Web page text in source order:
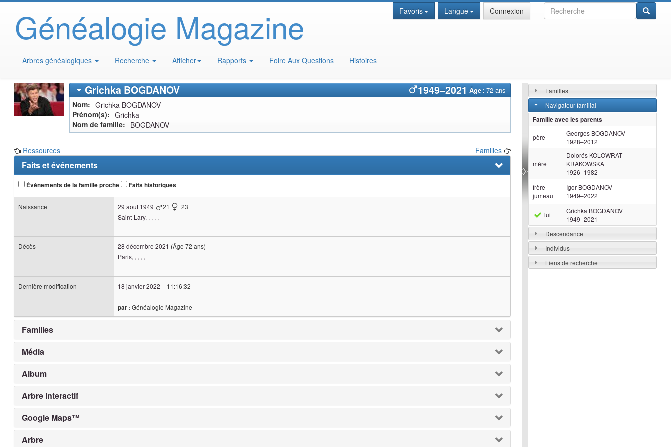
Généalogie Magazine Recherche
Favoris Langue Connexion
Arbres généalogiques Recherche Afficher Rapports Foire Aux Questions Histoires
GrichkaBOGDANOV 1949–2021 Âge : 72 ans
Nom Grichka BOGDANOV
Prénom(s)
Grichka
Nom de famille
BOGDANOV
Ressources Familles
Faits et événements
Événements de la famille proche Faits historiques
Naissance 29 août 1949 21
23
Saint-Lary, , , , ,
Décès 28 décembre 2021 (Âge 72 ans)
Paris, , , , ,
Dernière modification 18 janvier 2022 – 11:16:32
par : Généalogie Magazine
Familles
Média
Album
Arbre interactif
Google Maps™
Arbre
Familles
Navigateur familial
Famille avec les parents
père Georges BOGDANOV
1928–2012
mère
Dolorés KOLOWRAT-
KRAKOWSKA
1926–1982
frère
jumeau
Igor BOGDANOV
1949–2022
lui Grichka BOGDANOV
1949–2021
Descendance
Individus
Liens de recherche